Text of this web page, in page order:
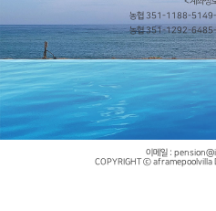
농협 351-1188-5149-
농협 351-1292-6485-
이메일 :
COPYRIGHT ⓒ